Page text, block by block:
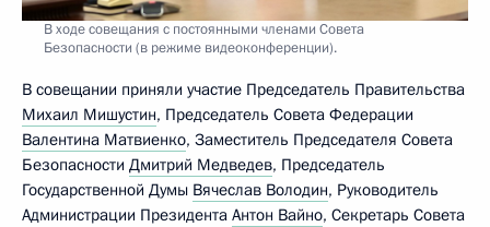
В ходе совещания с постоянными членами Совета
Безопасности (в режиме видеоконференции).
В совещании приняли участие Председатель Правительства
Михаил Мишустин, Председатель Совета Федерации
Валентина Матвиенко, Заместитель Председателя Совета
Безопасности Дмитрий Медведев, Председатель
Государственной Думы Вячеслав Володин, Руководитель
Администрации Президента Антон Вайно, Секретарь Совета